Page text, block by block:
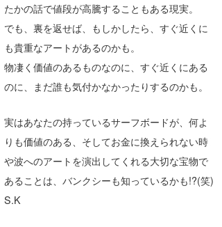
たかの話で値段が高騰することもある現実。
でも、裏を返せば、もしかしたら、すぐ近くに
も貴重なアートがあるのかも。
物凄く価値のあるものなのに、すぐ近くにある
のに、まだ誰も気付かなかったりするのかも。
実はあなたの持っているサーフボードが、何よ
りも価値のある、そしてお金に換えられない時
や波へのアートを演出してくれる大切な宝物で
あることは、バンクシーも知っているかも!?(笑)
S.K